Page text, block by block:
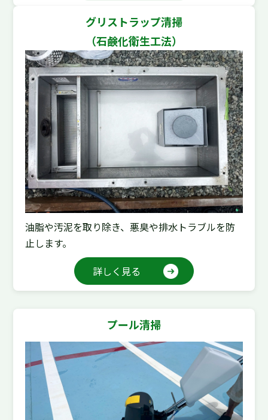
グリストラップ清掃
（石鹸化衛生工法）
油脂や汚泥を取り除き、悪臭や排水トラブルを防
止します。
詳しく見る
プール清掃